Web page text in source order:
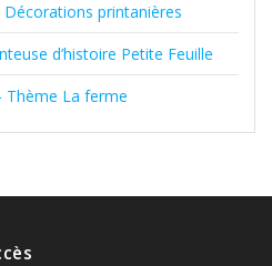
Décorations printanières
d’histoire Petite Feuille
Thème La ferme